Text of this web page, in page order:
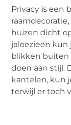
Privacy is een
huizen dicht
jaloezieën
blikken buiten
doen aan stijl.
kantelen, kun
terwijl er toch